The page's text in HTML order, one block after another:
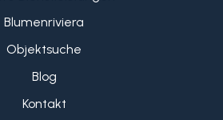
Blumenriviera
Objektsuche
Blog
Kontakt